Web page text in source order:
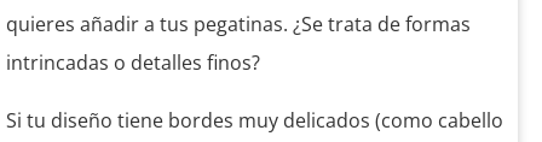
quieres añadir a tus pegatinas. ¿Se trata de formas
intrincadas o detalles finos?
Si tu diseño tiene bordes muy delicados (como cabello